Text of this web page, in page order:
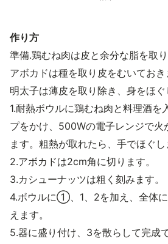
作り方
準備.鶏むね肉は皮と余分な脂を取り
アボカドは種を取り皮をむいておき
明太子は薄皮を取り除き、身をほぐ
1.耐熱ボウルに鶏むね肉と料理酒を
プをかけ、500Wの電子レンジで火
ます。粗熱が取れたら、手でほぐし
2.アボカドは2cm角に切ります。
3.カシューナッツは粗く刻みます。
4.ボウルに①、1、2を加え、全体
えます。
5.器に盛り付け、3を散らして完成で